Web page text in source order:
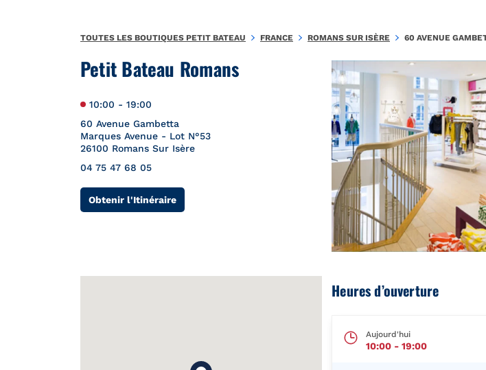
Petit Bateau Romans
10:00 - 19:00
60 Avenue Gambetta
Marques Avenue - Lot N°53
26100 Romans Sur Isère
04 75 47 68 05
Obtenir l'ItinéraireLink Opens in New Tab
Heures d’ouverture
Aujourd'hui
10:00 -19:00
TOUTES LES BOUTIQUES PETIT BATEAU FRANCE ROMANS SUR ISÈRE 60 AVENUE